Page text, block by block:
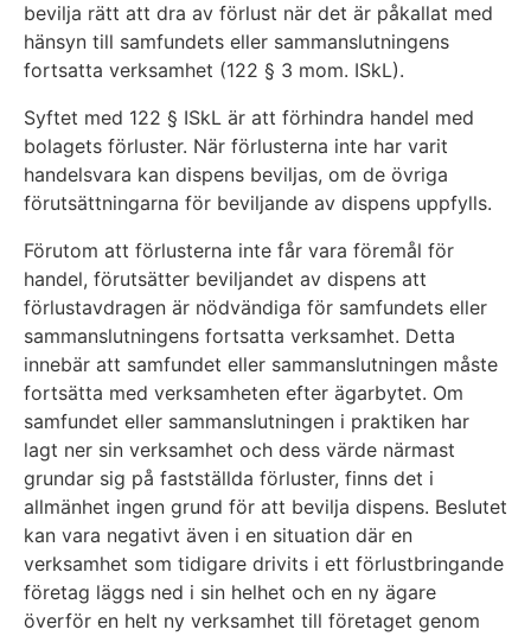
bevilja rätt att dra av förlust när det är påkallat med
hänsyn till samfundets eller sammanslutningens
fortsatta verksamhet (122 § 3 mom. ISkL).
Syftet med 122 § ISkL är att förhindra handel med
bolagets förluster. När förlusterna inte har varit
handelsvara kan dispens beviljas, om de övriga
förutsättningarna för beviljande av dispens uppfylls.
Förutom att förlusterna inte får vara föremål för
handel, förutsätter beviljandet av dispens att
förlustavdragen är nödvändiga för samfundets eller
sammanslutningens fortsatta verksamhet. Detta
innebär att samfundet eller sammanslutningen måste
fortsätta med verksamheten efter ägarbytet. Om
samfundet eller sammanslutningen i praktiken har
lagt ner sin verksamhet och dess värde närmast
grundar sig på fastställda förluster, finns det i
allmänhet ingen grund för att bevilja dispens. Beslutet
kan vara negativt även i en situation där en
verksamhet som tidigare drivits i ett förlustbringande
företag läggs ned i sin helhet och en ny ägare
överför en helt ny verksamhet till företaget genom